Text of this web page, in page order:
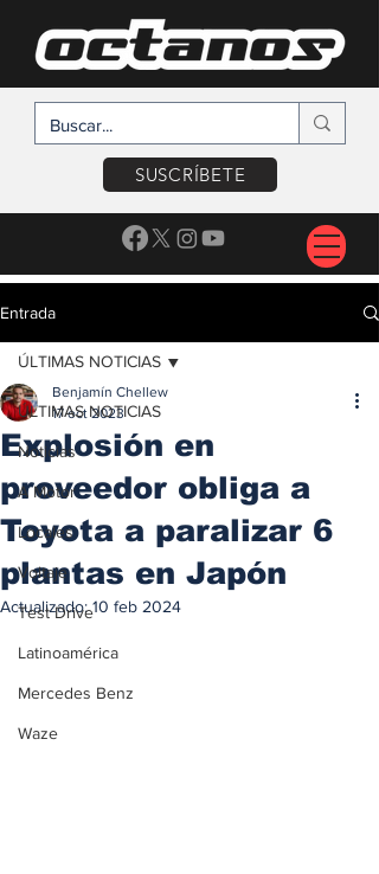
SUSCRÍBETE
Entrada
ÚLTIMAS NOTICIAS
Noticias
A Motor
Locales
Voltaje
Test Drive
Latinoamérica
Mercedes Benz
Waze
ÚLTIMAS NOTICIAS
Explosión en
proveedor obliga a
Toyota a paralizar 6
plantas en Japón
Benjamín Chellew
17 oct 2023
Actualizado:10 feb 2024